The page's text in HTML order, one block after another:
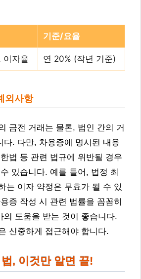
기준/요율
이자율 연 20% (작년 기준)
외사항
금전 거래는 물론, 법인 간의 거
다. 다만, 차용증에 명시된 내용
법 등 관련 법규에 위반될 경우
있습니다. 예를 들어, 법정 최
는 이자 약정은 무효가 될 수 있
증 작성 시 관련 법률을 꼼꼼히
의 도움을 받는 것이 좋습니다.
신중하게 접근해야 합니다.
, 이것만 알면 끝!